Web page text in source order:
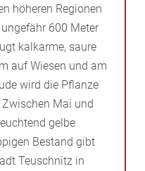
höheren Regionen
600 Meter
kalkarme, saure
auf Wiesen und am
wird die Pflanze
Mai und
gelbe
Bestand gibt
Teuschnitz in